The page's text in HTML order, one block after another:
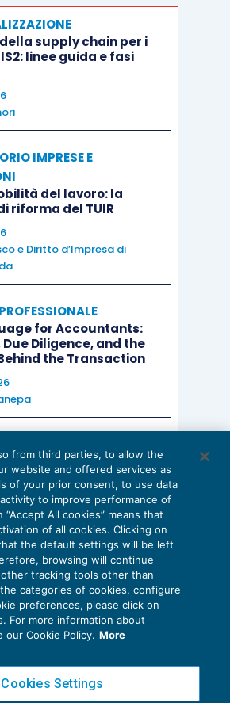
supply chain per i
linee guida e fasi
IMPRESE E
del lavoro: la
riforma del TUIR
e Diritto d’Impresa di
for Accountants:
Diligence, and the
the Transaction
studi professionali: le
eStefano Dovier
Privacy Policy
Cookie Policy
from third parties, to allow the
website and offered services as
of your prior consent, to use data
to improve performance of
All cookies” means that
of all cookies. Clicking on
the default settings will be left
browsing will continue
tracking tools other than
categories of cookies, configure
preferences, please click on
For more information about
our Cookie Policy. More
Cookies Settings